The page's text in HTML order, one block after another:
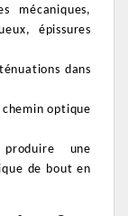
mécaniques,
épissures
dans
optique
une
de bout en